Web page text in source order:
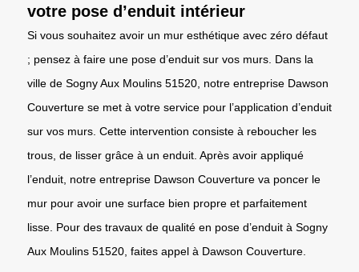
votre pose d’enduit intérieur
Si vous souhaitez avoir un mur esthétique avec zéro défaut
; pensez à faire une pose d’enduit sur vos murs. Dans la
ville de Sogny Aux Moulins 51520, notre entreprise Dawson
Couverture se met à votre service pour l’application d’enduit
sur vos murs. Cette intervention consiste à reboucher les
trous, de lisser grâce à un enduit. Après avoir appliqué
l’enduit, notre entreprise Dawson Couverture va poncer le
mur pour avoir une surface bien propre et parfaitement
lisse. Pour des travaux de qualité en pose d’enduit à Sogny
Aux Moulins 51520, faites appel à Dawson Couverture.